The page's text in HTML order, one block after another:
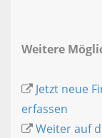
Weitere
Jetzt neue
erfassen
Weiter auf